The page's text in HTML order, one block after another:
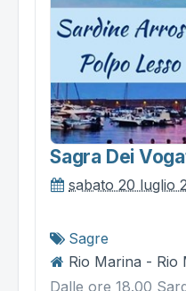
Sagra Dei
sabato 20 luglio
Sagre
Rio Marina - Rio
Dalle ore 18.00